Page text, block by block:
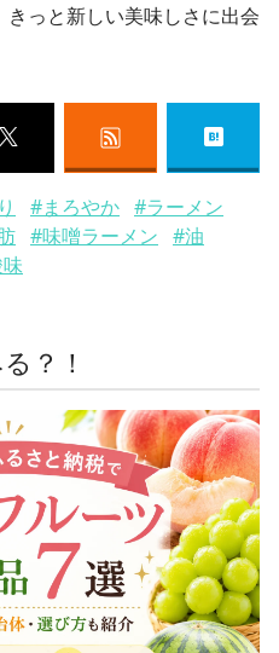
っと新しい美味しさに出会
#まろやか #ラーメン
#味噌ラーメン #油
？！